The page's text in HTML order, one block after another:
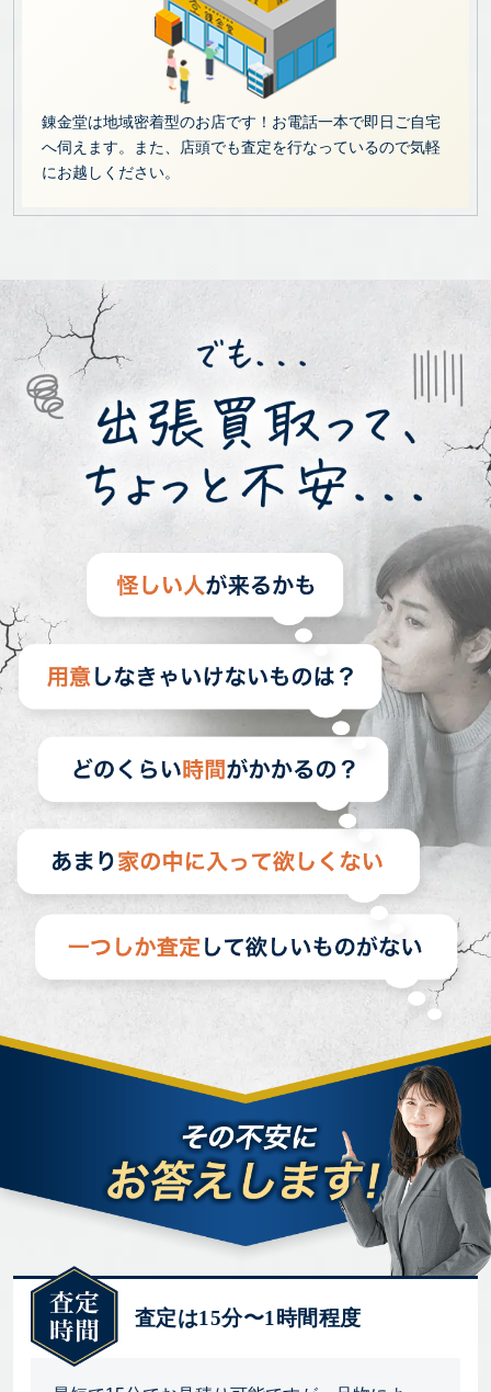
錬金堂は地域密着型のお店です！お電話一本で即日ご自宅
へ伺えます。また、店頭でも査定を行なっているので気軽
にお越しください。
査定は15分〜1時間程度